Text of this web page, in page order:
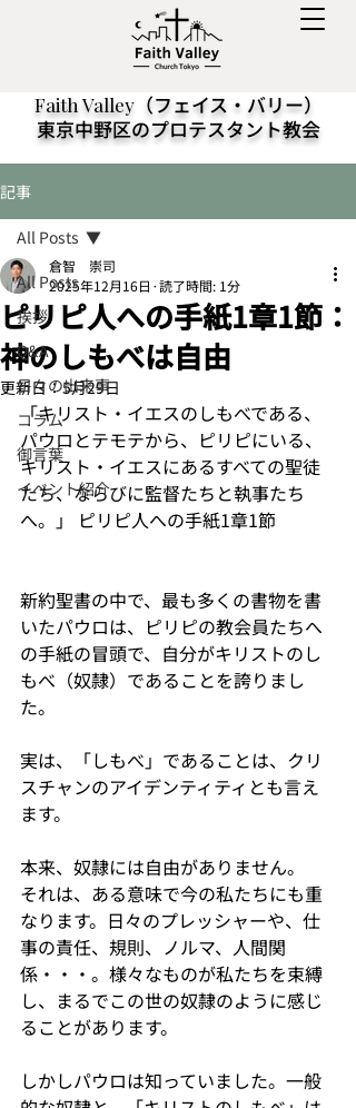
Faith Valley（フェイス・バリー）
東京中野区のプロテスタント教会
記事
All Posts
挨拶
Q&A
日々の出来事
コラム
御言葉
イベント紹介
All Posts
ピリピ人への手紙1章1節：
神のしもべは自由
倉智 崇司
2025年12月16日 読了時間: 1分
更新日：5月29日
「キリスト・イエスのしもべである、
パウロとテモテから、ピリピにいる、
キリスト・イエスにあるすべての聖徒
たち、ならびに監督たちと執事たち
へ。」 ピリピ人への手紙1章1節
新約聖書の中で、最も多くの書物を書
いたパウロは、ピリピの教会員たちへ
の手紙の冒頭で、自分がキリストのし
もべ（奴隷）であることを誇りまし
た。
実は、「しもべ」であることは、クリ
スチャンのアイデンティティとも言え
ます。
本来、奴隷には自由がありません。
それは、ある意味で今の私たちにも重
なります。日々のプレッシャーや、仕
事の責任、規則、ノルマ、人間関
係・・・。様々なものが私たちを束縛
し、まるでこの世の奴隷のように感じ
ることがあります。
しかしパウロは知っていました。一般